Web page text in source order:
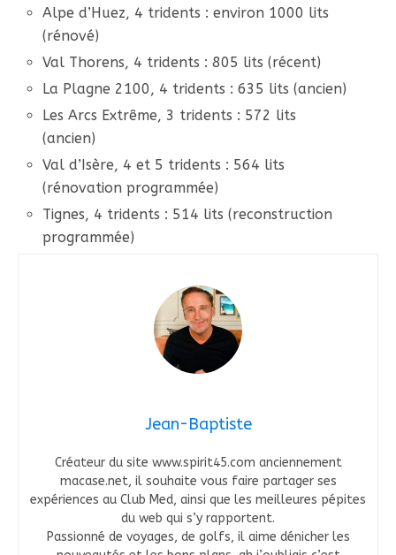
Alpe d’Huez, 4 tridents : environ 1000 lits
(rénové)
Val Thorens, 4 tridents : 805 lits (récent)
La Plagne 2100, 4 tridents : 635 lits (ancien)
Les Arcs Extrême, 3 tridents : 572 lits
(ancien)
Val d’Isère, 4 et 5 tridents : 564 lits
(rénovation programmée)
Tignes, 4 tridents : 514 lits (reconstruction
programmée)
Jean-Baptiste
Créateur du site www.spirit45.com anciennement
macase.net, il souhaite vous faire partager ses
expériences au Club Med, ainsi que les meilleures pépites
du web qui s’y rapportent.
Passionné de voyages, de golfs, il aime dénicher les